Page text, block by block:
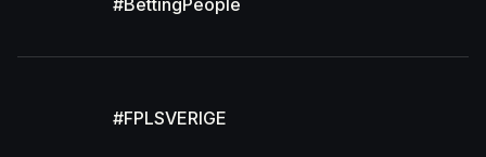
#BettingPeople
#FPLSVERIGE